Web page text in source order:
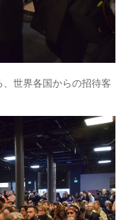
、世界各国からの招待客